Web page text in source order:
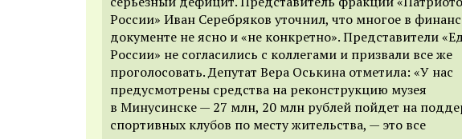
России» Иван Серебряков уточнил, что многое в
документе не ясно и «не конкретно». Представители
России» не согласились с коллегами и призвали все же
проголосовать. Депутат Вера Оськина отметила: «У нас
предусмотрены средства на реконструкцию музея
в Минусинске — 27 млн, 20 млн рублей пойдет на
спортивных клубов по месту жительства, — это все